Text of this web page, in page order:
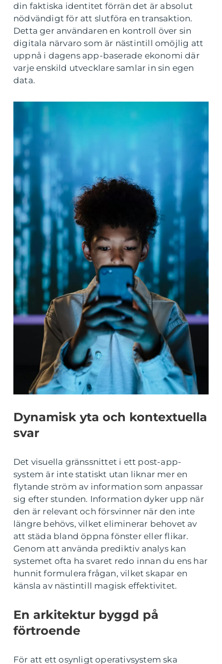
din faktiska identitet förrän det är absolut
nödvändigt för att slutföra en transaktion.
Detta ger användaren en kontroll över sin
digitala närvaro som är nästintill omöjlig att
uppnå i dagens app-baserade ekonomi där
varje enskild utvecklare samlar in sin egen
data.
Dynamisk yta och kontextuella
svar
Det visuella gränssnittet i ett post-app-
system är inte statiskt utan liknar mer en
flytande ström av information som anpassar
sig efter stunden. Information dyker upp när
den är relevant och försvinner när den inte
längre behövs, vilket eliminerar behovet av
att städa bland öppna fönster eller flikar.
Genom att använda prediktiv analys kan
systemet ofta ha svaret redo innan du ens har
hunnit formulera frågan, vilket skapar en
känsla av nästintill magisk effektivitet.
En arkitektur byggd på
förtroende
För att ett osynligt operativsystem ska